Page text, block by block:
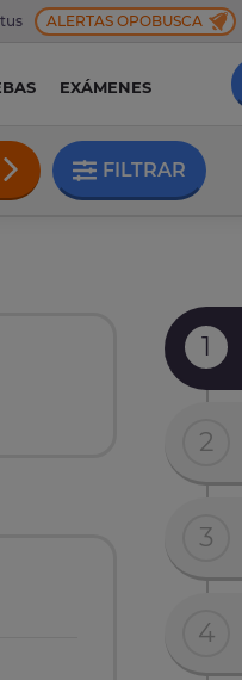
ALERTAS OPOBUSCA
EXÁMENES
FILTRAR
1
2
3
4